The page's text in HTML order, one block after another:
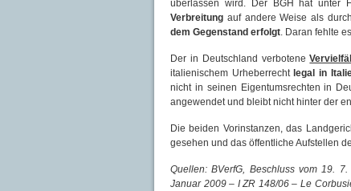
überlassen wird. Der BGH hat unter
Verbreitung auf andere Weise als
dem Gegenstand erfolgt. Daran fehlte
Der in Deutschland verbotene
italienischem Urheberrechtlegal in
nicht in seinen Eigentumsrechten in
angewendet und bleibt nicht hinter der
Die beiden Vorinstanzen, das
gesehen und das öffentliche Aufstellen
Quellen: BVerfG, Beschluss vom 19.
Januar 2009 – I ZR 148/06 – Le